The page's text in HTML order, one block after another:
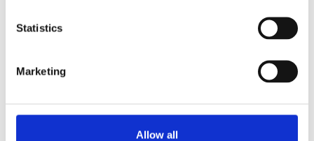
Statistics
Marketing
Allow all
GERELATEERD AAN